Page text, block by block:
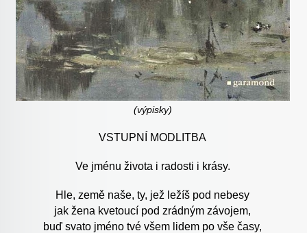
(výpisky)
VSTUPNÍ MODLITBA
Ve jménu života i radosti i krásy.
Hle, země naše, ty, jež ležíš pod nebesy
jak žena kvetoucí pod zrádným závojem,
buď svato jméno tvé všem lidem po vše časy,